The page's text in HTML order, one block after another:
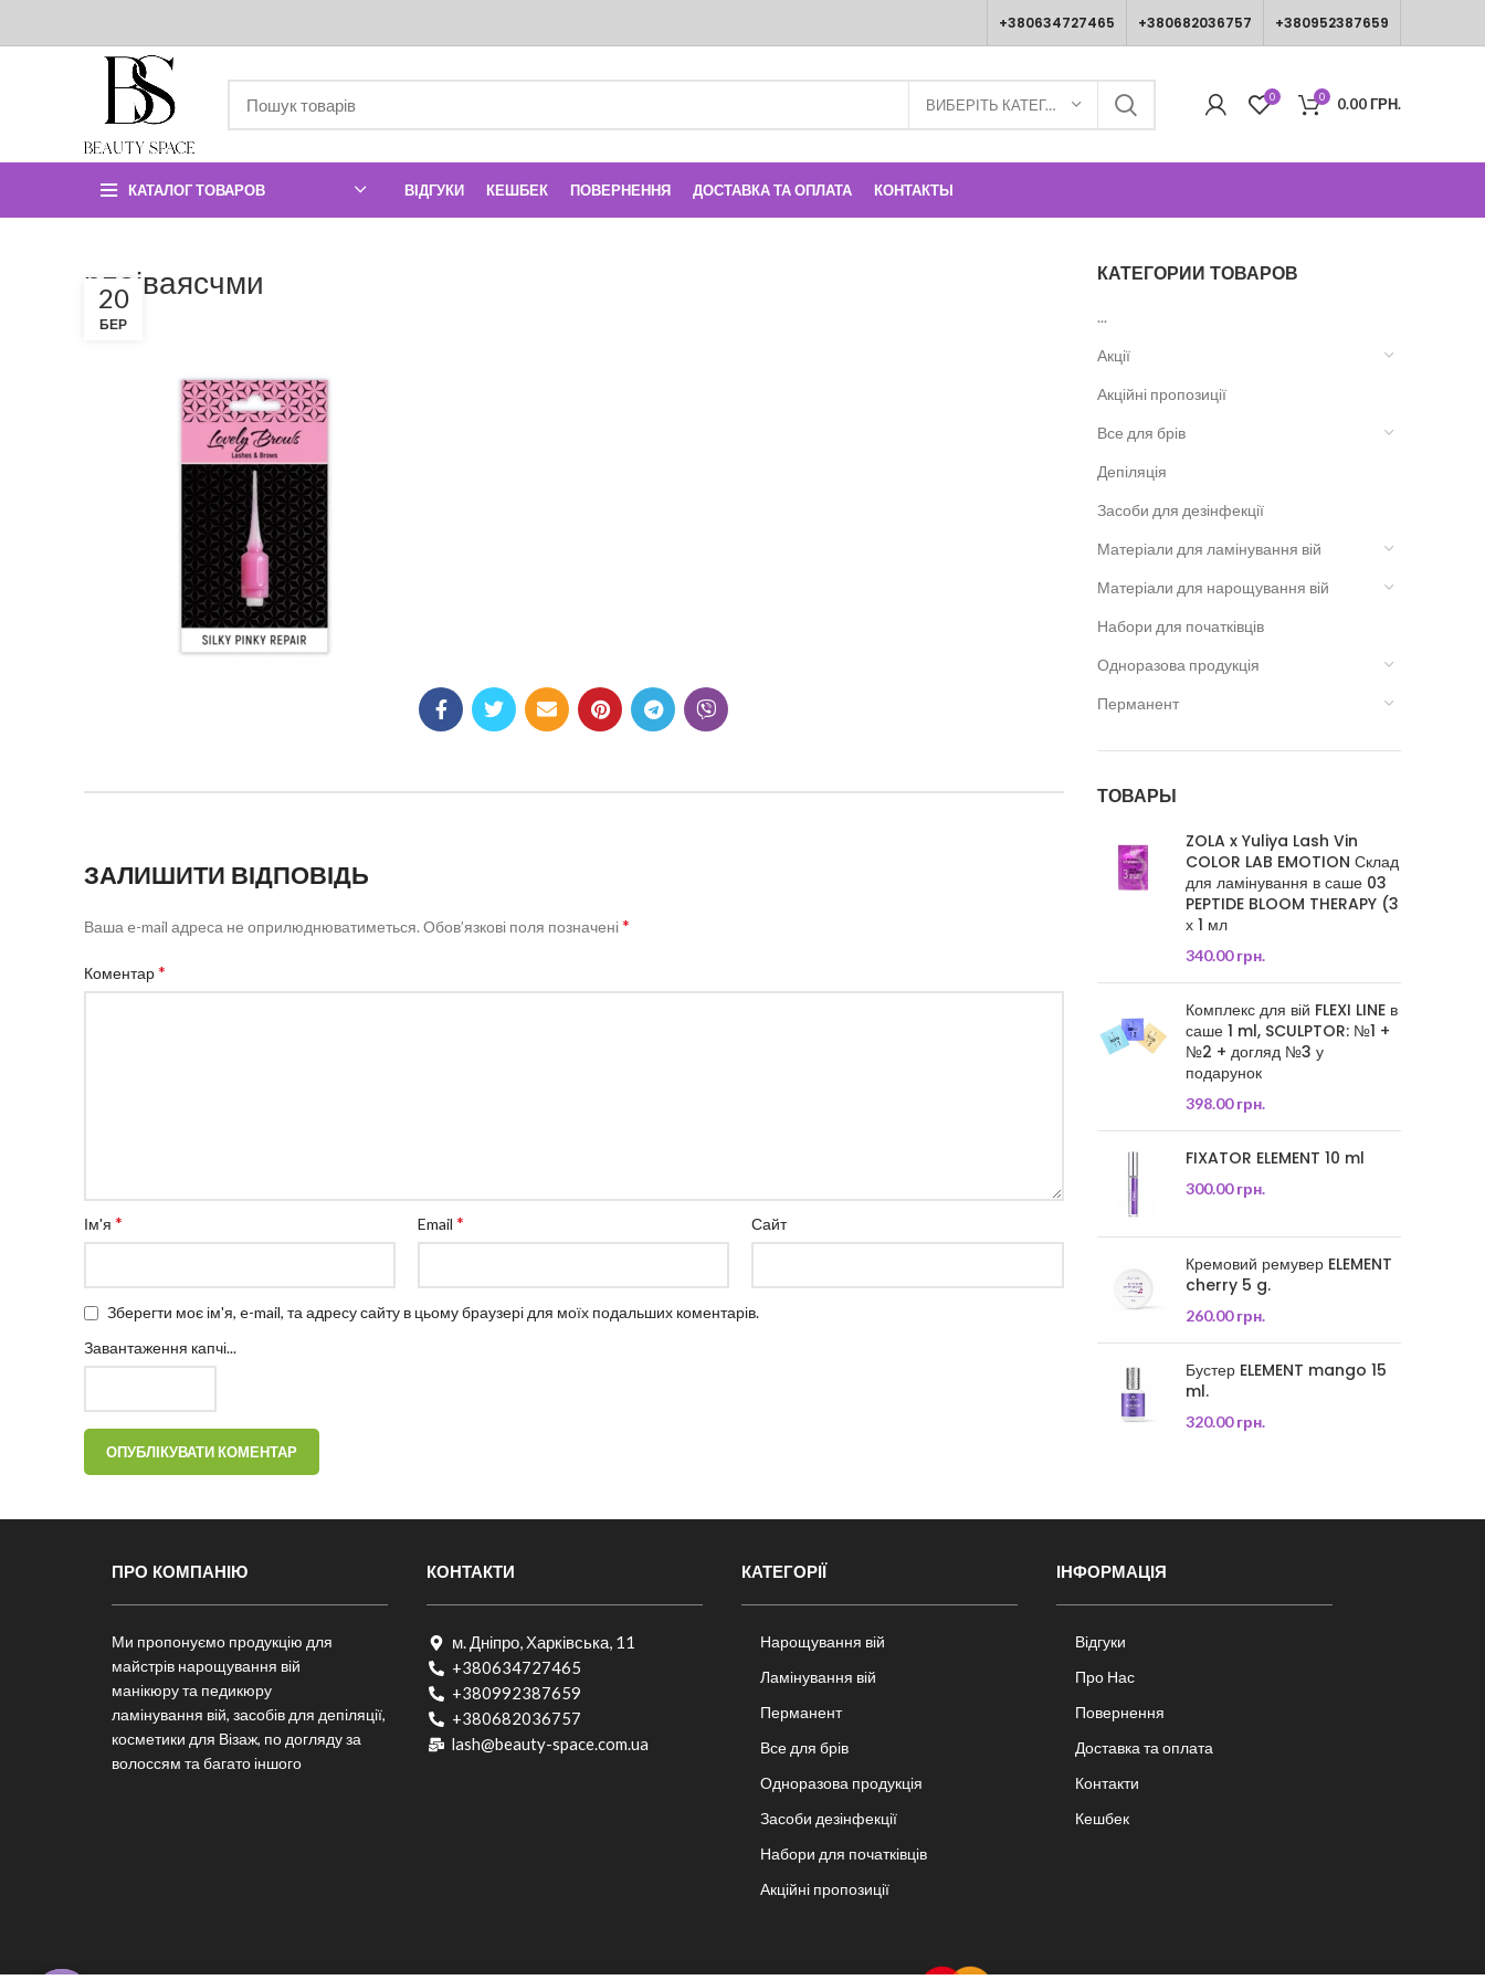
+380634727465 +380682036757 +380952387659
ВИБЕРІТЬ КАТЕГОРІЮ 0 0 0.00ГРН.
КАТАЛОГ ТОВАРОВ ВІДГУКИ КЕШБЕК ПОВЕРНЕННЯ ДОСТАВКА ТА ОПЛАТА КОНТАКТЫ
рпаіваясчми
20
БЕР
ЗАЛИШИТИ ВІДПОВІДЬ
Ваша e-mail адреса не оприлюднюватиметься. Обов’язкові поля позначені*
Коментар*
Ім'я * Email* Сайт
Зберегти моє ім'я, e-mail, та адресу сайту в цьому браузері для моїх подальших коментарів.
Завантаження капчі...
КАТЕГОРИИ ТОВАРОВ
...
Акції
Акційні пропозиції
Все для брів
Депіляція
Засоби для дезінфекції
Матеріали для ламінування вій
Матеріали для нарощування вій
Набори для початківців
Одноразова продукція
Перманент
ТОВАРЫ
ZOLA x Yuliya Lash Vin
COLOR LAB EMOTION Склад
для ламінування в саше 03
PEPTIDE BLOOM THERAPY (3
х 1 мл
340.00грн.
Комплекс для вій FLEXI LINE в
саше 1 ml, SCULPTOR: №1 +
№2 + догляд №3 у
подарунок
398.00грн.
FIXATOR ELEMENT 10 ml
300.00грн.
Кремовий ремувер ELEMENT
cherry 5 g.
260.00грн.
Бустер ELEMENT mango 15
ml.
320.00грн.
ПРО КОМПАНІЮ
Ми пропонуємо продукцію для
майстрів нарощування вій
манікюру та педикюру
ламінування вій, засобів для депіляції,
косметики для Візаж, по догляду за
волоссям та багато іншого
КОНТАКТИ
м. Дніпро, Харківська, 11
+380634727465
+380992387659
+380682036757​
lash@beauty-space.com.ua
КАТЕГОРІЇ
Нарощування вій
Ламінування вій
Перманент
Все для брів
Одноразова продукція
Засоби дезінфекції
Набори для початківців
Акційні пропозиції
ІНФОРМАЦІЯ
Відгуки
Про Нас
Повернення
Доставка та оплата
Контакти
Кешбек